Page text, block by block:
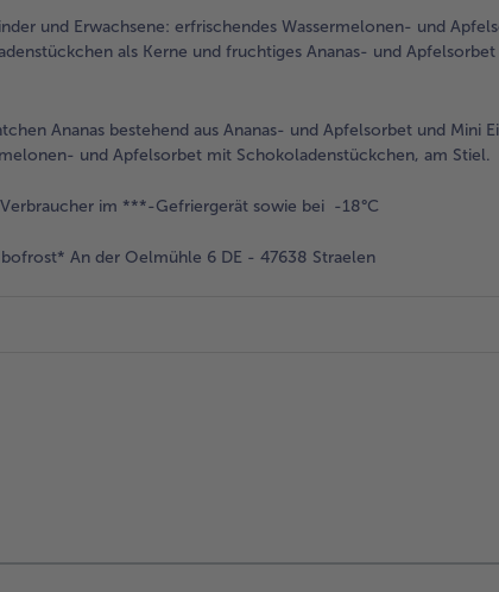
und Erwachsene: erfrischendes Wassermelonen- und
als Kerne und fruchtiges Ananas- und
Ananas bestehend aus Ananas- und Apfelsorbet und Mini
und Apfelsorbet mit Schokoladenstückchen, am Stiel.
im ***-Gefriergerät sowie bei -18°C
An der Oelmühle 6 DE - 47638 Straelen